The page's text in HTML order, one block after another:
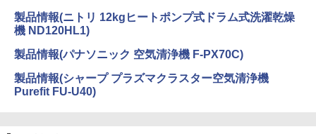
製品情報(ニトリ 12kgヒートポンプ式ドラム式洗濯乾燥
機 ND120HL1)
製品情報(パナソニック 空気清浄機 F-PX70C)
製品情報(シャープ プラズマクラスター空気清浄機
Purefit FU-U40)